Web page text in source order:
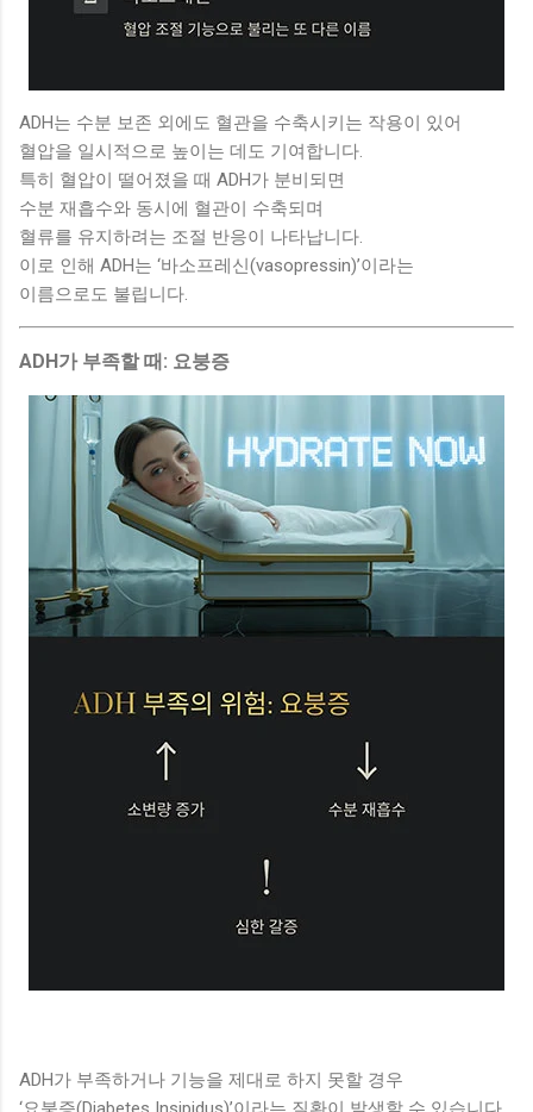
ADH는 수분 보존 외에도 혈관을 수축시키는 작용이 있어
혈압을 일시적으로 높이는 데도 기여합니다.
특히 혈압이 떨어졌을 때 ADH가 분비되면
수분 재흡수와 동시에 혈관이 수축되며
혈류를 유지하려는 조절 반응이 나타납니다.
이로 인해 ADH는 ‘바소프레신(vasopressin)’이라는
이름으로도 불립니다.
ADH가 부족할 때: 요붕증
ADH가 부족하거나 기능을 제대로 하지 못할 경우